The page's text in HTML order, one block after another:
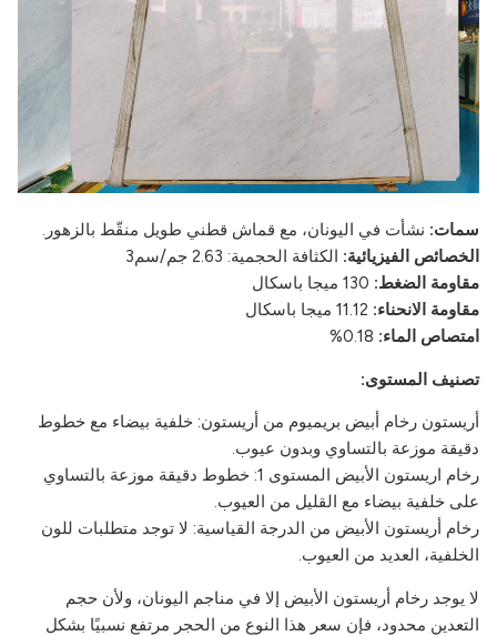
سمات: نشأت في اليونان، مع قماش قطني طويل منقّط بالزهور.
الخصائص الفيزيائية: الكثافة الحجمية: 2.63 جم/سم3
مقاومة الضغط:
مقاومة الانحناء:
امتصاص الماء:
تصنيف المستوى:
أريستون رخام أبيض بريميوم من أريستون: خلفية بيضاء مع خطوط
دقيقة موزعة بالتساوي وبدون عيوب.
رخام اريستون الأبيض المستوى 1: خطوط دقيقة موزعة بالتساوي
على خلفية بيضاء مع القليل من العيوب.
رخام أريستون الأبيض من الدرجة القياسية: لا توجد متطلبات للون
الخلفية، العديد من العيوب.
لا يوجد رخام أريستون الأبيض إلا في مناجم اليونان، ولأن حجم
التعدين محدود، فإن سعر هذا النوع من الحجر مرتفع نسبيًا بشكل